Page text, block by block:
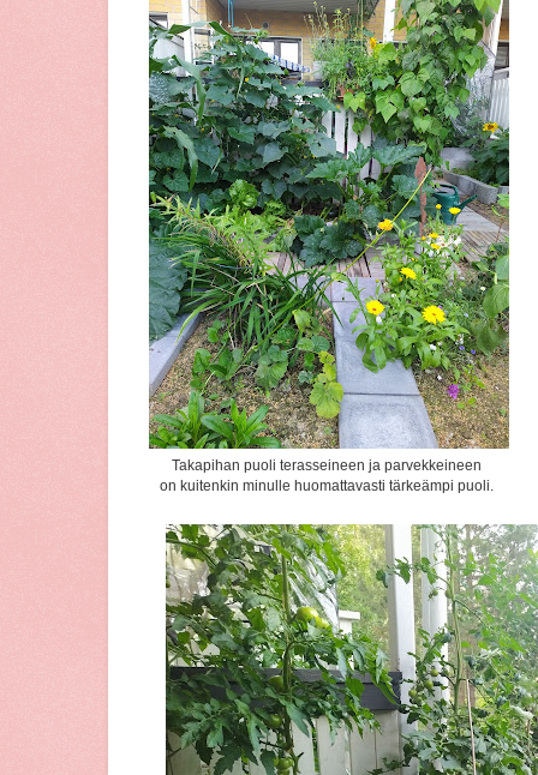
Takapihan puoli terasseineen ja parvekkeineen
on kuitenkin minulle huomattavasti tärkeämpi puoli.